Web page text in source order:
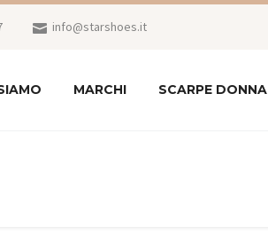
info@starshoes.it
MARCHI SCARPE DONNA